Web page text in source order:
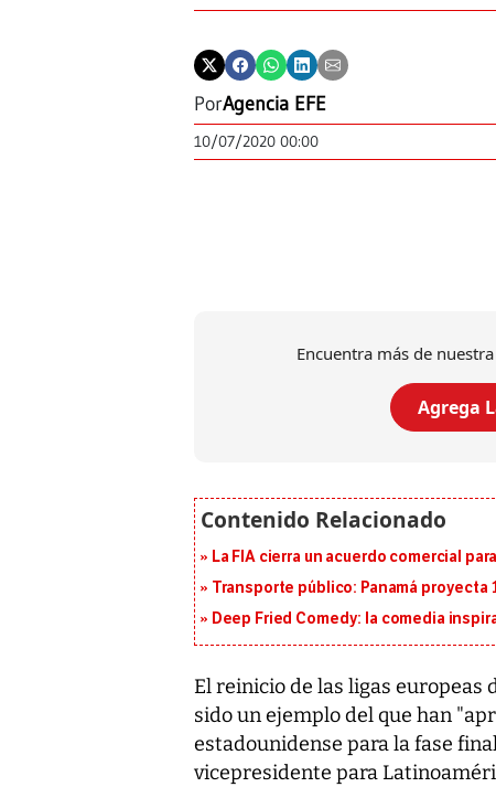
PorAgencia EFE
10/07/2020 00:00
Encuentra más de
Agrega
La FIA cierra un acuerdo comercial
Transporte público: Panamá
Deep Fried Comedy: la comedia
El reinicio de las ligas europeas
sido un ejemplo del que han
estadounidense para la fase
vicepresidente para